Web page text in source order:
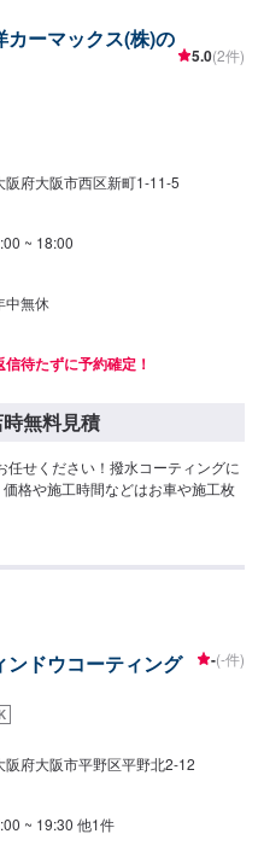
カーマックス(株)の
5.0(2件)
阪府大阪市西区新町1-11-5
~ 18:00
中無休
信待たずに予約確定！
無料見積
せください！撥水コーティングに
格や施工時間などはお車や施工枚
ンドウコーティング -(-件)
阪府大阪市平野区平野北2-12
~ 19:30 他1件